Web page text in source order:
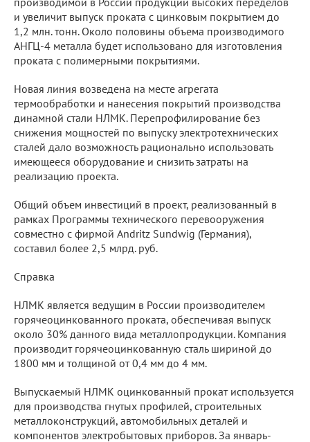
и увеличит выпуск проката с цинковым покрытием до
1,2 млн. тонн. Около половины объема производимого
АНГЦ-4 металла будет использовано для изготовления
проката с полимерными покрытиями.
Новая линия возведена на месте агрегата
термообработки и нанесения покрытий производства
динамной стали НЛМК. Перепрофилирование без
снижения мощностей по выпуску электротехнических
сталей дало возможность рационально использовать
имеющееся оборудование и снизить затраты на
реализацию проекта.
Общий объем инвестиций в проект, реализованный в
рамках Программы технического перевооружения
совместно с фирмой Andritz Sundwig (Германия),
составил более 2,5 млрд. руб.
Справка
НЛМК является ведущим в России производителем
горячеоцинкованного проката, обеспечивая выпуск
около 30% данного вида металлопродукции. Компания
производит горячеоцинкованную сталь шириной до
1800 мм и толщиной от 0,4 мм до 4 мм.
Выпускаемый НЛМК оцинкованный прокат используется
для производства гнутых профилей, строительных
металлоконструкций, автомобильных деталей и
компонентов электробытовых приборов. За январь-